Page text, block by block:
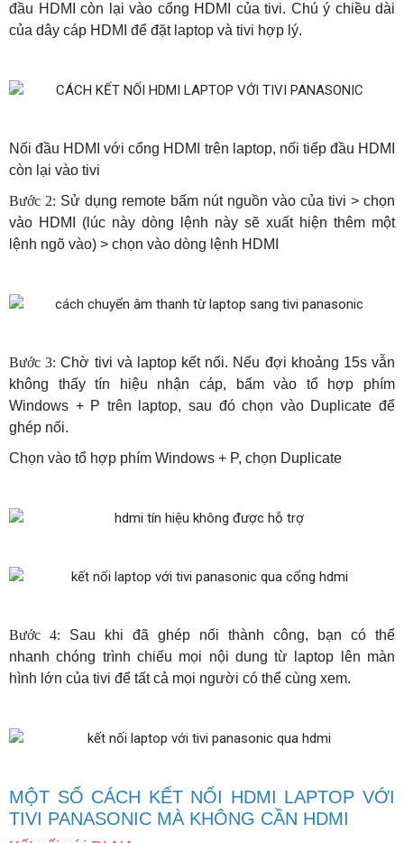
đầu HDMI còn lại vào cổng HDMI của tivi. Chú ý chiều dài
của dây cáp HDMI để đặt laptop và tivi hợp lý.
Nối đầu HDMI với cổng HDMI trên laptop, nối tiếp đầu HDMI
còn lại vào tivi
Bước 2: Sử dụng remote bấm nút nguồn vào của tivi > chọn
vào HDMI (lúc này dòng lệnh này sẽ xuất hiện thêm một
lệnh ngõ vào) > chọn vào dòng lệnh HDMI
Bước 3: Chờ tivi và laptop kết nối. Nếu đợi khoảng 15s vẫn
không thấy tín hiệu nhận cáp, bấm vào tổ hợp phím
Windows + P trên laptop, sau đó chọn vào Duplicate để
ghép nối.
Chọn vào tổ hợp phím Windows + P, chọn Duplicate
Bước 4: Sau khi đã ghép nối thành công, bạn có thể
nhanh chóng trình chiếu mọi nội dung từ laptop lên màn
hình lớn của tivi để tất cả mọi người có thể cùng xem.
MỘT SỐ CÁCH KẾT NỐI HDMI LAPTOP VỚI
TIVI PANASONIC MÀ KHÔNG CẦN HDMI